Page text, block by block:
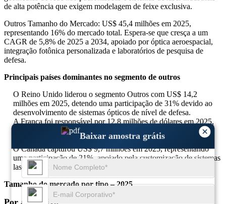
×
Baixar amostra grátis
de alta potência que exigem modelagem de feixe exclusiva.
Outros Tamanho do Mercado: US$ 45,4 milhões em 2025,
representando 16% do mercado total. Espera-se que cresça a um
CAGR de 5,8% de 2025 a 2034, apoiado por óptica aeroespacial,
integração fotônica personalizada e laboratórios de pesquisa de
defesa.
Principais países dominantes no segmento de outros
O Reino Unido liderou o segmento Outros com US$ 14,2
milhões em 2025, detendo uma participação de 31% devido ao
desenvolvimento de sistemas ópticos de nível de defesa.
A França foi responsável por 12,8 milhões de dólares em 2025,
com uma quota de 28%, impulsionada por programas de óptica
espacial e colaborações de investigação.
O Canadá capturou US$ 9,7 milhões em 2025, representando
uma participação de 21%, apoiado pela customização de sistemas
laser industriais.
Tamanho do mercado por tipo – 2025